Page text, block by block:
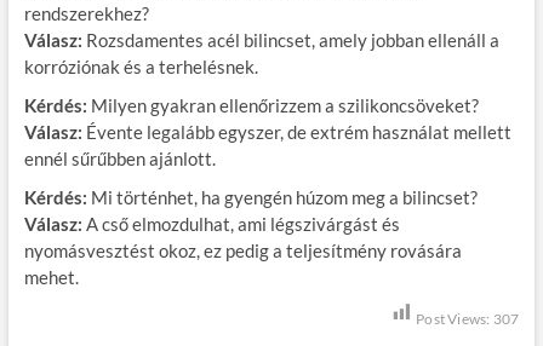
rendszerekhez?
Válasz: Rozsdamentes acél bilincset, amely jobban ellenáll a
korróziónak és a terhelésnek.
Kérdés: Milyen gyakran ellenőrizzem a szilikoncsöveket?
Válasz: Évente legalább egyszer, de extrém használat mellett
ennél sűrűbben ajánlott.
Kérdés: Mi történhet, ha gyengén húzom meg a bilincset?
Válasz: A cső elmozdulhat, ami légszivárgást és
nyomásvesztést okoz, ez pedig a teljesítmény rovására
mehet.
Post Views: 307